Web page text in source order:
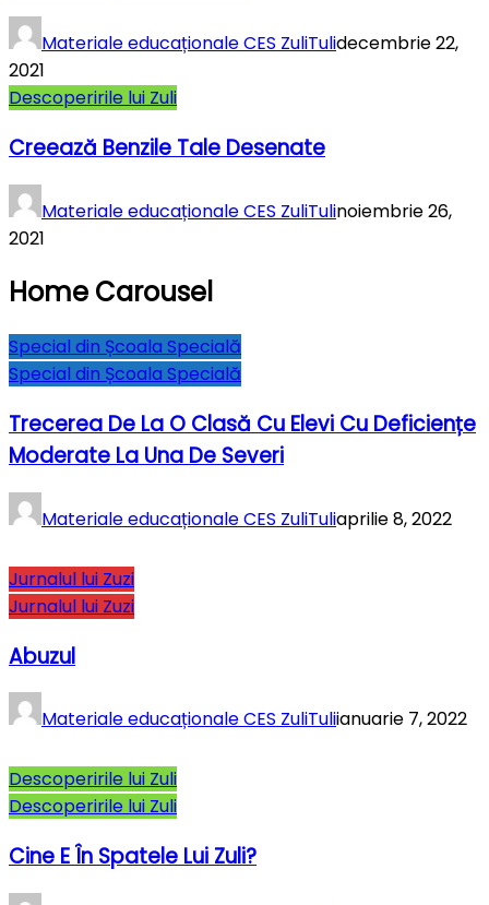
Materiale educaționale CES ZuliTulidecembrie 22,
2021
Descoperirile lui Zuli
Creează Benzile Tale Desenate
Materiale educaționale CES ZuliTulinoiembrie 26,
2021
Home Carousel
Special din Școala Specială
Special din Școala Specială
Trecerea De La O Clasă Cu Elevi Cu Deficiențe
Moderate La Una De Severi
Materiale educaționale CES ZuliTuliaprilie 8, 2022
Jurnalul lui Zuzi
Jurnalul lui Zuzi
Abuzul
Materiale educaționale CES ZuliTuliianuarie 7, 2022
Descoperirile lui Zuli
Descoperirile lui Zuli
Cine E În Spatele Lui Zuli?